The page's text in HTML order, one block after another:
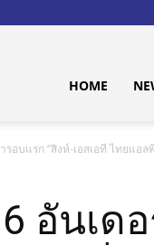
HOME
รอบแรก “สิงห์-เอสเอที ไทยแอ
อันเด